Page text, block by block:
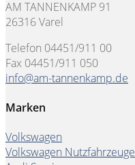
AM TANNENKAMP 91
26316 Varel
Telefon 04451/911 00
Fax 04451/911 050
info@am-tannenkamp.de
Marken
Volkswagen
Volkswagen Nutzfahrzeuge